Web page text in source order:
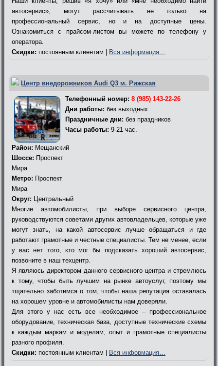
автосервис», могут рассчитывать не только на
профессиональный сервис, но и на доступные цены.
Ознакомиться с прайсом-листом вы можете по телефону у
оператора.
Скидки: постоянным клиентам | Вся информация…
Центр внедорожников Audi Q3 м. Рижская
Телефонный номер: 8 (985) 143-22-26
Дни работы: без выходных
Праздничные дни: без праздников
Часы работы: 9-21 час.
Район: Мещанский
Шоссе: Проспект
Мира
Метро: Проспект
Мира
Округ: Центральный
Многие автомобилисты, при выборе сервисного центра,
руководствуются советами других автовладельцев, которые уже
могут знать, на какой автосервис лучше обращаться и где
работают грамотные и честные специалисты. Тем не менее, если
у вас нет того, кто мог бы подсказать хороший автосервис,
позвоните в наш техцентр.
Я являюсь директором данного сервисного центра и стремлюсь
к тому, чтобы быть лучшим на рынке автоуслуг, поэтому мы
тщательно заботимся о том, чтобы наша репутация оставалась
на хорошем уровне и автомобилисты нам доверяли.
Для этого у нас есть все необходимое – профессиональное
оборудование, техническая база, доступные технические схемы
к каждым маркам и моделям, опыт и грамотные специалисты
разного профиля.
Скидки: постоянным клиентам | Вся информация…